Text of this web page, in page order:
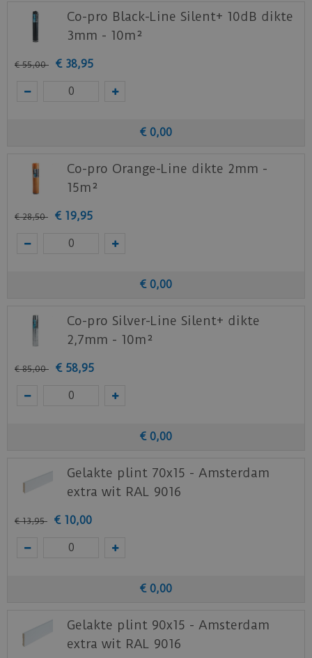
Co-pro Black-Line Silent+ 10dB dikte
3mm - 10m²
€ 55,00 € 38,95
€ 0,00
Co-pro Orange-Line dikte 2mm -
15m²
€ 28,50 € 19,95
€ 0,00
Co-pro Silver-Line Silent+ dikte
2,7mm - 10m²
€ 85,00 € 58,95
€ 0,00
Gelakte plint 70x15 - Amsterdam
extra wit RAL 9016
€ 13,95 € 10,00
€ 0,00
Gelakte plint 90x15 - Amsterdam
extra wit RAL 9016